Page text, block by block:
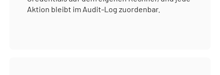
Aktion bleibt im Audit-Log zuordenbar.